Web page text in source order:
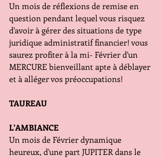
Un mois de réflexions de remise en
question pendant lequel vous risquez
d'avoir à gérer des situations de type
juridique administratif financier! vous
saurez profiter à la mi- Février d'un
MERCURE bienveillant apte à déblayer
et à alléger vos préoccupations!
TAUREAU
L'AMBIANCE
Un mois de Février dynamique
heureux, d'une part JUPITER dans le